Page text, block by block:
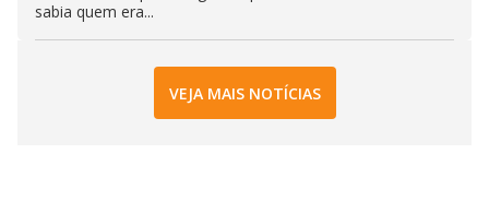
sabia quem era...
VEJA MAIS NOTÍCIAS